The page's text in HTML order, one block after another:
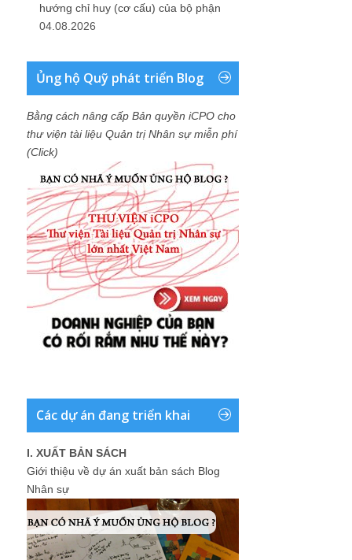
hướng chỉ huy (cơ cấu) của bộ phận
04.08.2026
Ủng hộ Quỹ phát triển Blog
Bằng cách nâng cấp Bản quyền iCPO cho
thư viện tài liệu Quản trị Nhân sự miễn phí
(Click)
Các dự án đang triển khai
I. XUẤT BẢN SÁCH
Giới thiệu về dự án xuất bản sách Blog
Nhân sự